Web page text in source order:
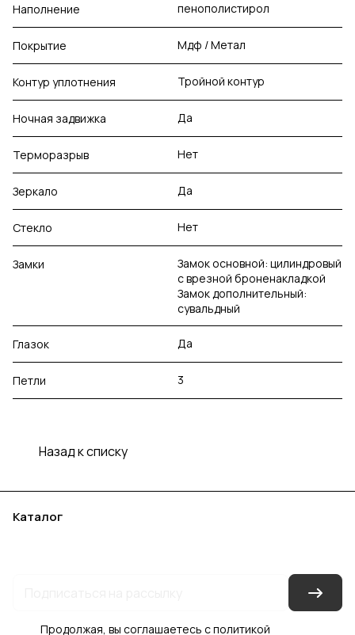
Наполнение пенополистирол
Покрытие Мдф / Метал
Контур уплотнения Тройной контур
Ночная задвижка Да
Терморазрыв Нет
Зеркало Да
Стекло Нет
Замки
Замок основной: цилиндровый
с врезной броненакладкой
Замок дополнительный:
сувальдный
Глазок Да
Петли 3
Назад к списку
Каталог
Продолжая, вы соглашаетесь сполитикой